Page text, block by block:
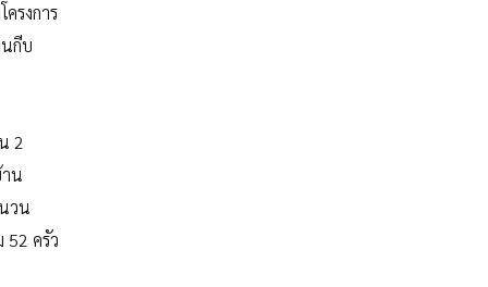
รงการ
กีบ
2
น
วน
52 ครัว